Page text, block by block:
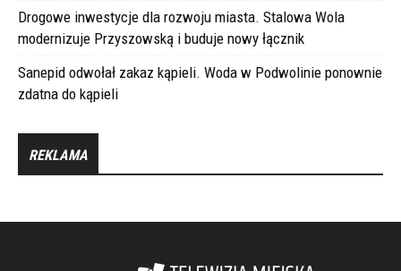
Drogowe inwestycje dla rozwoju miasta. Stalowa Wola
modernizuje Przyszowską i buduje nowy łącznik
Sanepid odwołał zakaz kąpieli. Woda w Podwolinie ponownie
zdatna do kąpieli
REKLAMA